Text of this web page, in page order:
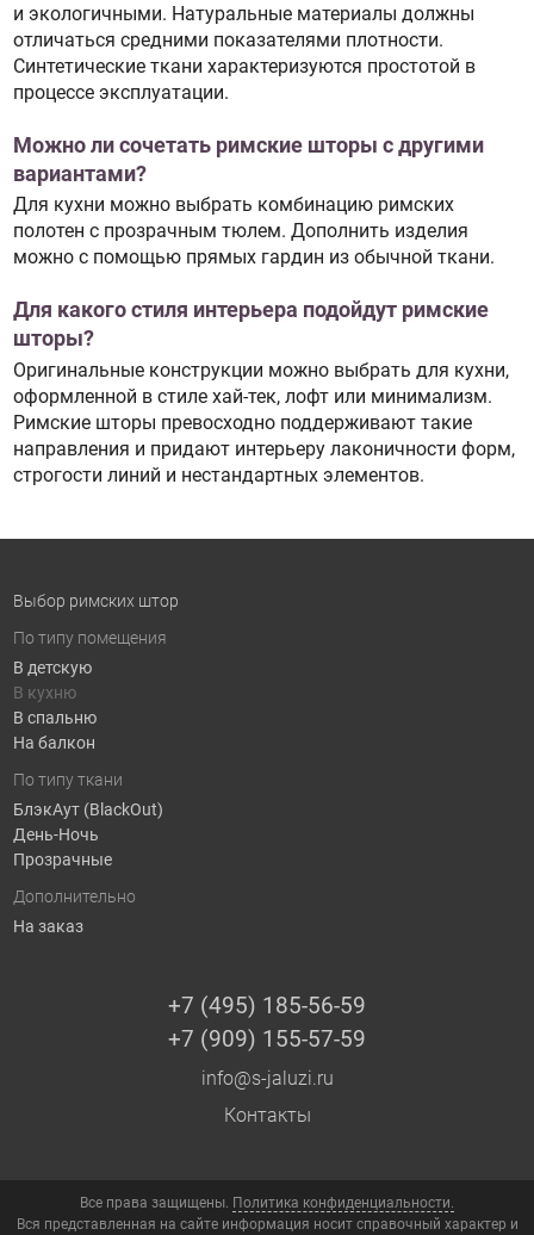
и экологичными. Натуральные материалы должны
отличаться средними показателями плотности.
Синтетические ткани характеризуются простотой в
процессе эксплуатации.
Можно ли сочетать римские шторы с другими
вариантами?
Для кухни можно выбрать комбинацию римских
полотен с прозрачным тюлем. Дополнить изделия
можно с помощью прямых гардин из обычной ткани.
Для какого стиля интерьера подойдут римские
шторы?
Оригинальные конструкции можно выбрать для кухни,
оформленной в стиле хай-тек, лофт или минимализм.
Римские шторы превосходно поддерживают такие
направления и придают интерьеру лаконичности форм,
строгости линий и нестандартных элементов.
Выбор римских штор
По типу помещения
В детскую
В кухню
В спальню
На балкон
По типу ткани
БлэкАут (BlackOut)
День-Ночь
Прозрачные
Дополнительно
На заказ
+7 (495) 185-56-59
+7 (909) 155-57-59
info@s-jaluzi.ru
Контакты
Все права защищены. Политика конфиденциальности.
Вся представленная на сайте информация носит справочный характер и